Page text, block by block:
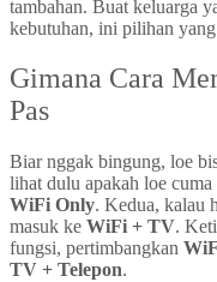
tambahan. Buat keluarga
kebutuhan, ini pilihan
Gimana Cara
Pas
Biar nggak bingung, loe
lihat dulu apakah loe
WiFi Only. Kedua, kalau
masuk ke WiFi + TV.
fungsi, pertimbangkan
TV + Telepon.